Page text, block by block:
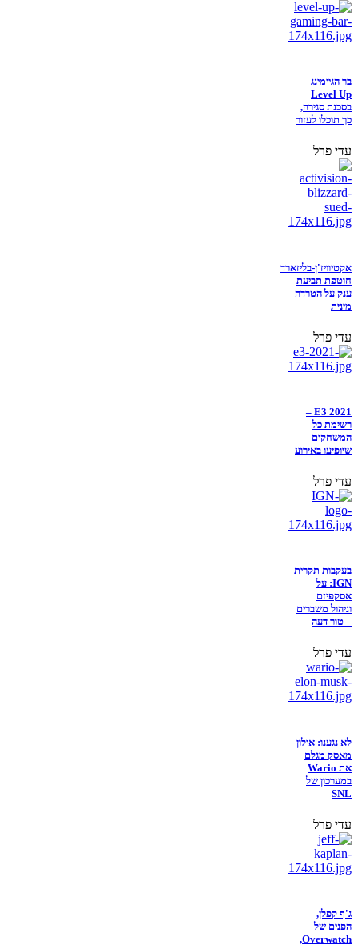
בר הגיימינג
Level Up
בסכנת סגירה,
כך תוכלו לעזור
עדי פרל
אקטיוויז'ן-בליזארד
חוטפת תביעת
ענק על הטרדה
מינית
עדי פרל
E3 2021 –
רשימת כל
המשחקים
שיופיעו באירוע
עדי פרל
בעקבות תקרית
IGN: על
אסקפיזם
וניהול משברים
– טור דעה
עדי פרל
לא נגענו: אילון
מאסק מגלם
את Wario
במערכון של
SNL
עדי פרל
ג'ף קפלן,
הפנים של
Overwatch,